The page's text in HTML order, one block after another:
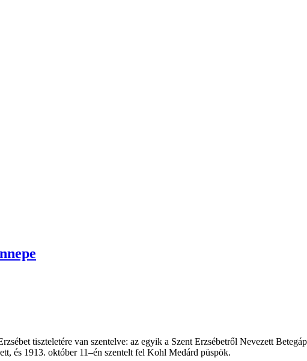
tiszteletére van szentelve: az egyik a Szent Erzsébetről Nevezett
és 1913. október 11–én szentelt fel Kohl Medárd püspök.